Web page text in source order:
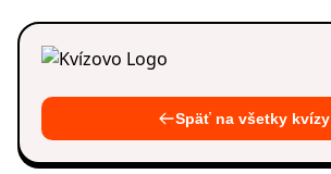
Späť na všetky kvízy